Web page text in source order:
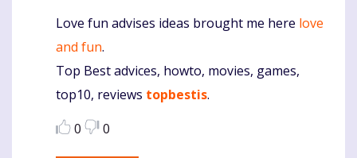
Love fun advises ideas brought me here love
and fun.
Top Best advices, howto, movies, games,
top10, reviews topbestis.
0
0